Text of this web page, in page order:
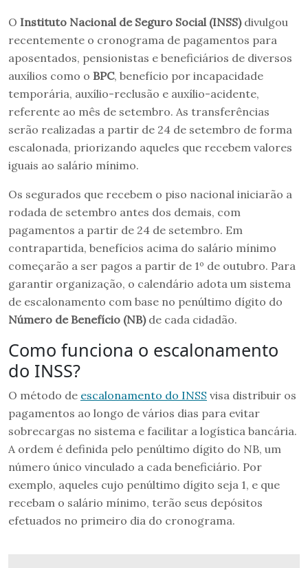
O Instituto Nacional de Seguro Social (INSS)divulgou
recentemente o cronograma de pagamentos para
aposentados, pensionistas e beneficiários de diversos
auxílios como o BPC, benefício por incapacidade
temporária, auxílio-reclusão e auxílio-acidente,
referente ao mês de setembro. As transferências
serão realizadas a partir de 24 de setembro de forma
escalonada, priorizando aqueles que recebem valores
iguais ao salário mínimo.
Os segurados que recebem o piso nacional iniciarão a
rodada de setembro antes dos demais, com
pagamentos a partir de 24 de setembro. Em
contrapartida, benefícios acima do salário mínimo
começarão a ser pagos a partir de 1º de outubro. Para
garantir organização, o calendário adota um sistema
de escalonamento com base no penúltimo dígito do
Número de Benefício (NB)de cada cidadão.
Como funciona o escalonamento
do INSS?
O método de escalonamento do INSS visa distribuir os
pagamentos ao longo de vários dias para evitar
sobrecargas no sistema e facilitar a logística bancária.
A ordem é definida pelo penúltimo dígito do NB, um
número único vinculado a cada beneficiário. Por
exemplo, aqueles cujo penúltimo dígito seja 1, e que
recebam o salário mínimo, terão seus depósitos
efetuados no primeiro dia do cronograma.